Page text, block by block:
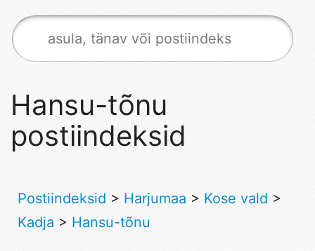
Hansu-tõnu
postiindeksid
Postiindeksid > Harjumaa > Kose vald >
Kadja > Hansu-tõnu